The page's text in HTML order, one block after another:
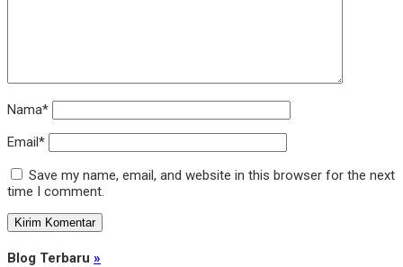
Nama*
Email*
Save my name, email, and website in this browser for the next
time I comment.
Blog Terbaru »